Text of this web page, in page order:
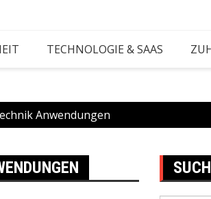
TECHNOLOGIE & SAAS
Anwendungen